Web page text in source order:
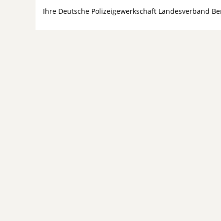
Ihre Deutsche Polizeigewerkschaft Landesverband